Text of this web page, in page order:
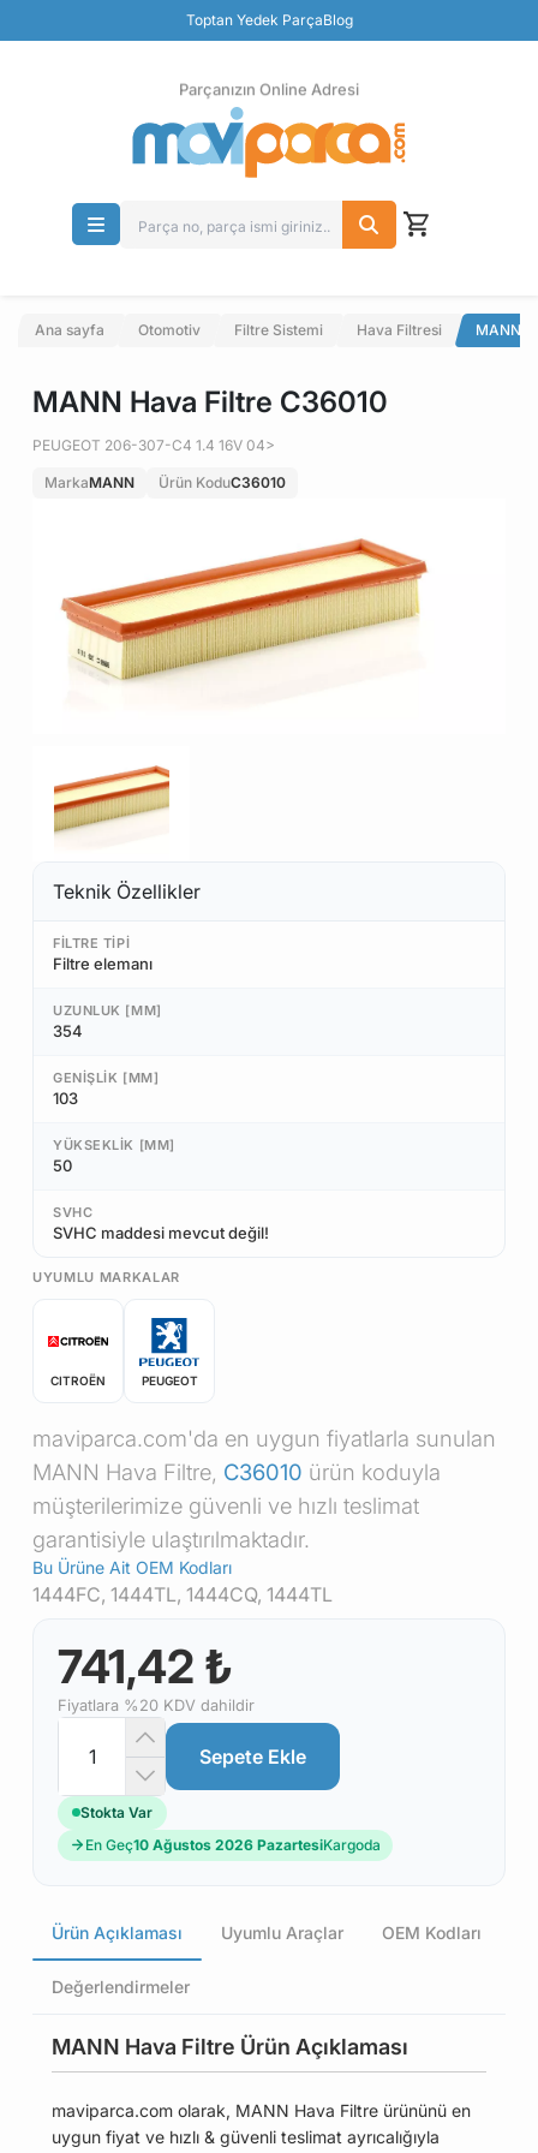
Toptan Yedek ParçaBlog
Ücretsiz İade
Parçanızın Online Adresi
Ana sayfa Otomotiv Filtre Sistemi Hava Filtresi MANN
MANN Hava Filtre C36010
PEUGEOT 206-307-C4 1.4 16V 04>
MarkaMANN Ürün KoduC36010
Teknik Özellikler
FILTRE TIPI
Filtre elemanı
UZUNLUK [MM]
354
GENIŞLIK [MM]
103
YÜKSEKLIK [MM]
50
SVHC
SVHC maddesi mevcut değil!
UYUMLU MARKALAR
CITROËN PEUGEOT
maviparca.com'da en uygun fiyatlarla sunulan
MANN Hava Filtre, C36010 ürün koduyla
müşterilerimize güvenli ve hızlı teslimat
garantisiyle ulaştırılmaktadır.
Bu Ürüne Ait OEM Kodları
1444FC, 1444TL, 1444CQ, 1444TL
741,42 ₺
Fiyatlara %20 KDV dahildir
Sepete Ekle
Stokta Var
En Geç10 Ağustos 2026 PazartesiKargoda
Ürün Açıklaması Uyumlu Araçlar OEM Kodları
Değerlendirmeler
MANN Hava Filtre Ürün Açıklaması
maviparca.com olarak, MANN Hava Filtre ürününü en
uygun fiyat ve hızlı & güvenli teslimat ayrıcalığıyla